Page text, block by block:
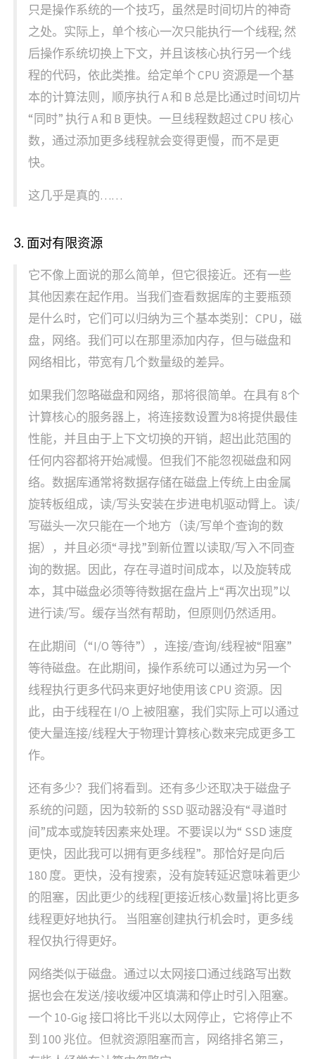
只是操作系统的一个技巧，虽然是时间切片的神奇
之处。实际上，单个核心一次只能执行一个线程; 然
后操作系统切换上下文，并且该核心执行另一个线
程的代码，依此类推。给定单个 CPU 资源是一个基
本的计算法则，顺序执行 A 和 B 总是比通过时间切片
“同时” 执行 A 和 B 更快。一旦线程数超过 CPU 核心
数，通过添加更多线程就会变得更慢，而不是更
快。
这几乎是真的……
3. 面对有限资源
它不像上面说的那么简单，但它很接近。还有一些
其他因素在起作用。当我们查看数据库的主要瓶颈
是什么时，它们可以归纳为三个基本类别：CPU，磁
盘，网络。我们可以在那里添加内存，但与磁盘和
网络相比，带宽有几个数量级的差异。
如果我们忽略磁盘和网络，那将很简单。在具有 8个
计算核心的服务器上，将连接数设置为8将提供最佳
性能，并且由于上下文切换的开销，超出此范围的
任何内容都将开始减慢。但我们不能忽视磁盘和网
络。数据库通常将数据存储在磁盘上传统上由金属
旋转板组成，读/写头安装在步进电机驱动臂上。读/
写磁头一次只能在一个地方（读/写单个查询的数
据），并且必须“寻找”到新位置以读取/写入不同查
询的数据。因此，存在寻道时间成本，以及旋转成
本，其中磁盘必须等待数据在盘片上“再次出现”以
进行读/写。缓存当然有帮助，但原则仍然适用。
在此期间（“I/O 等待”），连接/查询/线程被“阻塞”
等待磁盘。在此期间，操作系统可以通过为另一个
线程执行更多代码来更好地使用该 CPU 资源。因
此，由于线程在 I/O 上被阻塞，我们实际上可以通过
使大量连接/线程大于物理计算核心数来完成更多工
作。
还有多少？我们将看到。还有多少还取决于磁盘子
系统的问题，因为较新的 SSD 驱动器没有“寻道时
间”成本或旋转因素来处理。不要误以为“ SSD 速度
更快，因此我可以拥有更多线程”。那恰好是向后
180 度。更快，没有搜索，没有旋转延迟意味着更少
的阻塞，因此更少的线程[更接近核心数量]将比更多
线程更好地执行。 当阻塞创建执行机会时，更多线
程仅执行得更好。
网络类似于磁盘。通过以太网接口通过线路写出数
据也会在发送/接收缓冲区填满和停止时引入阻塞。
一个 10-Gig 接口将比千兆以太网停止，它将停止不
到 100 兆位。但就资源阻塞而言，网络排名第三，